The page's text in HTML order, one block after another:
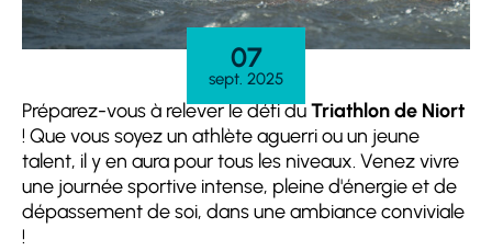
07
sept. 2025
Préparez-vous à relever le défi duTriathlon de Niort
! Que vous soyez un athlète aguerri ou un jeune
talent, il y en aura pour tous les niveaux. Venez vivre
une journée sportive intense, pleine d'énergie et de
dépassement de soi, dans une ambiance conviviale
!